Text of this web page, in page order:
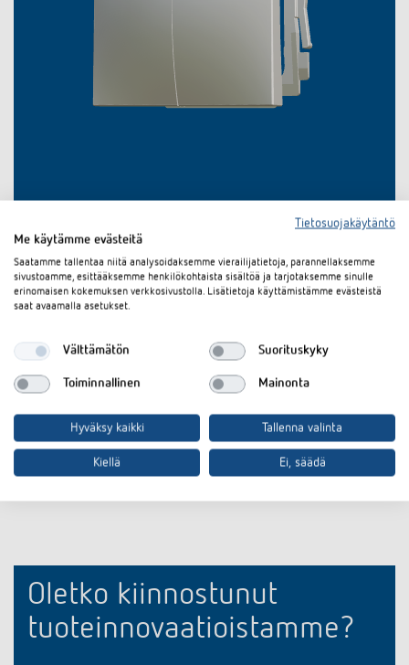
Lataukset
Tekninen tietolehti Rocker 2-way WH (66,8 kB)
Asiakirjakoriin
Oletko kiinnostunut
tuoteinnovaatioistamme?
Tietosuojakäytäntö
Me käytämme evästeitä
Saatamme tallentaa niitä analysoidaksemme vierailijatietoja, parannellaksemme
sivustoamme, esittääksemme henkilökohtaista sisältöä ja tarjotaksemme sinulle
erinomaisen kokemuksen verkkosivustolla. Lisätietoja käyttämistämme evästeistä
saat avaamalla asetukset.
Välttämätön Suorituskyky
Toiminnallinen Mainonta
Hyväksy kaikki Tallenna valinta
Kiellä Ei, säädä